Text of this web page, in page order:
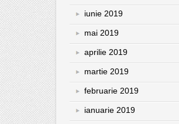
iunie 2019
mai 2019
aprilie 2019
martie 2019
februarie 2019
ianuarie 2019